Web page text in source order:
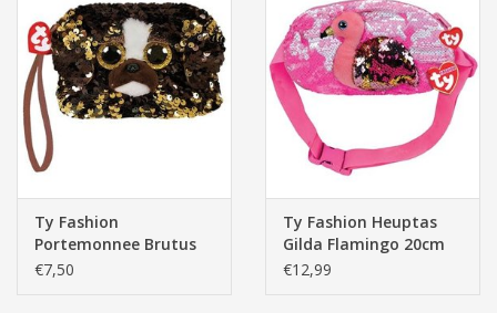
Ty Fashion
Portemonnee Brutus
Dog 13cm
€7,50
Ty Fashion Heuptas
Gilda Flamingo 20cm
€12,99